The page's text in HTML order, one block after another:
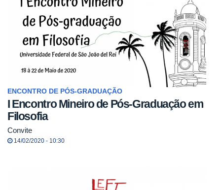
ENCONTRO DE PÓS-GRADUAÇÃO
I Encontro Mineiro de Pós-Graduação em
Filosofia
Convite
14/02/2020 - 10:30